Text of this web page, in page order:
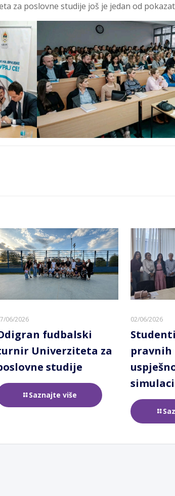
za poslovne studije još je jedan od
06/2026
fudbalski
Univerziteta za
studije
Saznajte više
02/06/2026
pravnih